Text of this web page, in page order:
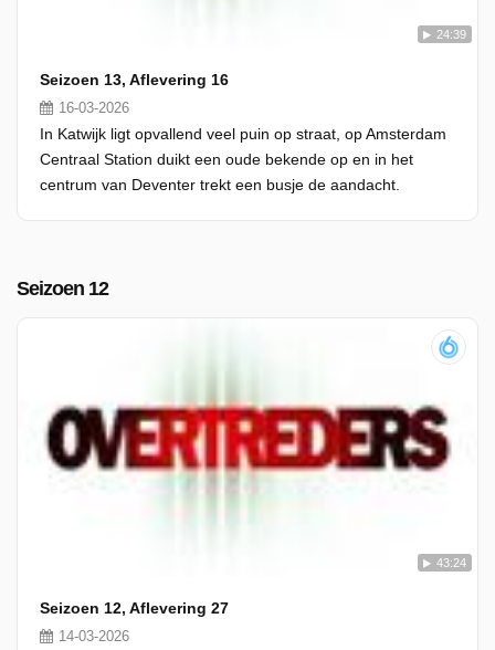
24:39
Seizoen 13, Aflevering 16
16-03-2026
In Katwijk ligt opvallend veel puin op straat, op Amsterdam
Centraal Station duikt een oude bekende op en in het
centrum van Deventer trekt een busje de aandacht.
Seizoen 12
43:24
Seizoen 12, Aflevering 27
14-03-2026